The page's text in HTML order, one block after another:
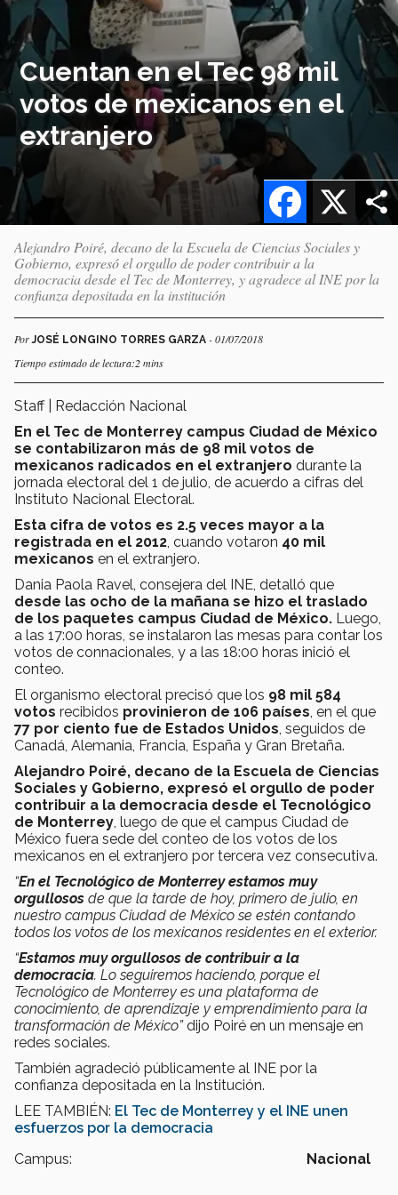
Cuentan en el Tec 98 mil
votos de mexicanos en el
extranjero
X
Facebook
Alejandro Poiré, decano de la Escuela de Ciencias Sociales y
Gobierno, expresó el orgullo de poder contribuir a la
democracia desde el Tec de Monterrey, y agradece al INE por la
confianza depositada en la institución
PorJOSÉ LONGINO TORRES GARZA - 01/07/2018
Tiempo estimado de lectura:2 mins
Staff | Redacción Nacional
En el Tec de Monterrey campus Ciudad de México
se contabilizaron más de 98 mil votos de
mexicanos radicados en el extranjero durante la
jornada electoral del 1 de julio, de acuerdo a cifras del
Instituto Nacional Electoral.
Esta cifra de votos es 2.5 veces mayor a la
registrada en el 2012 , cuando votaron 40 mil
mexicanos en el extranjero.
Dania Paola Ravel, consejera del INE, detalló que
desde las ocho de la mañana se hizo el traslado
de los paquetes campus Ciudad de México. Luego,
a las 17:00 horas, se instalaron las mesas para contar los
votos de connacionales, y a las 18:00 horas inició el
conteo.
El organismo electoral precisó que los 98 mil 584
votos recibidos provinieron de 106 países , en el que
77 por ciento fue de Estados Unidos , seguidos de
Canadá, Alemania, Francia, España y Gran Bretaña.
Alejandro Poiré, decano de la Escuela de Ciencias
Sociales y Gobierno, expresó el orgullo de poder
contribuir a la democracia desde el Tecnológico
de Monterrey , luego de que el campus Ciudad de
México fuera sede del conteo de los votos de los
mexicanos en el extranjero por tercera vez consecutiva.
“En el Tecnológico de Monterrey estamos muy
orgullosos de que la tarde de hoy, primero de julio, en
nuestro campus Ciudad de México se estén contando
todos los votos de los mexicanos residentes en el exterior.
“Estamos muy orgullosos de contribuir a la
democracia. Lo seguiremos haciendo, porque el
Tecnológico de Monterrey es una plataforma de
conocimiento, de aprendizaje y emprendimiento para la
transformación de México”dijo Poiré en un mensaje en
redes sociales.
También agradeció públicamente al INE por la
confianza depositada en la Institución.
LEE TAMBIÉN: El Tec de Monterrey y el INE unen
esfuerzos por la democracia
Campus:
Nacional